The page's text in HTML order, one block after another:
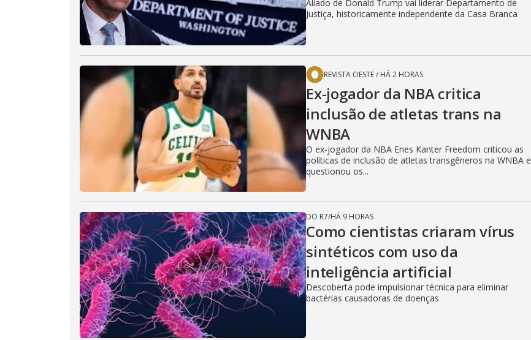
Aliado de Donald Trump vai liderar Departamento de
Justiça, historicamente independente da Casa Branca
REVISTA OESTE/ HÁ 2 HORAS
Ex-jogador da NBA critica
inclusão de atletas trans na
WNBA
O ex-jogador da NBA Enes Kanter Freedom criticou as
políticas de inclusão de atletas transgêneros na WNBA e
questionou os...
DO R7/HÁ 9 HORAS
Como cientistas criaram vírus
sintéticos com uso da
inteligência artificial
Descoberta pode impulsionar técnica para eliminar
bactérias causadoras de doenças